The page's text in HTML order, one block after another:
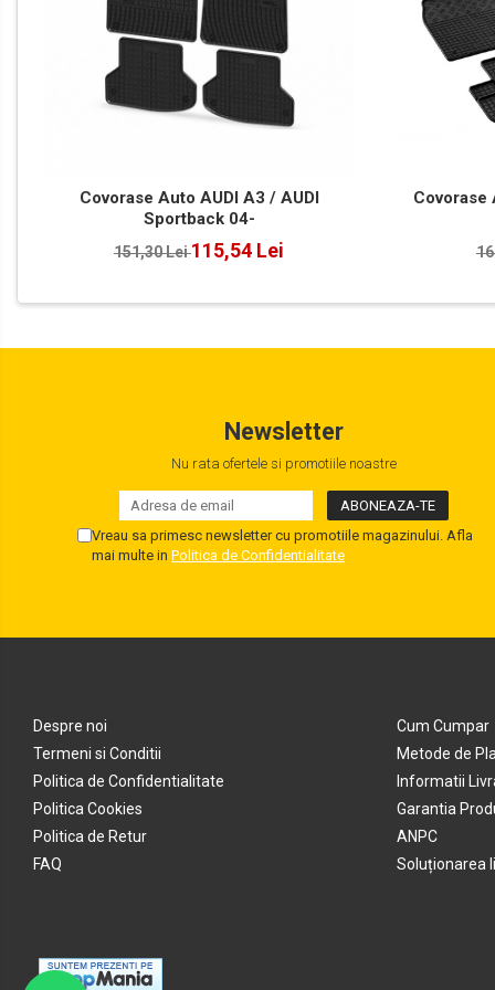
Covorase Auto
Produse Iarnă
Huse Parbriz
Detailing Auto
Covorase Auto AUDI A3 / AUDI
Sportback 04-
151,30 Lei115,54 Lei
Covorase
Newsletter
Nu rata ofertele si promotiile noastre
Vreau sa primesc newsletter cu promotiile magazinului. Afla
mai multe in Politica de Confidentialitate
Despre noi
Termeni si Conditii
Politica de Confidentialitate
Politica Cookies
Politica de Retur
FAQ
Cum Cumpar
Metode de
Informatii
Garantia
ANPC
Soluționarea